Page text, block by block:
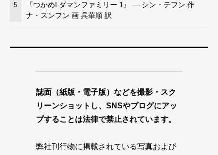
5
『つかめ! ダマンファミリー 1』 — シン・テフン 作
ナ・スンフン 画 呉華順 訳
誌面（紙版・電子版）などを撮影・スク
リーンショットし、SNSやブログにアッ
プすることは法律で禁止されています。
弊社刊行物に掲載されている写真および